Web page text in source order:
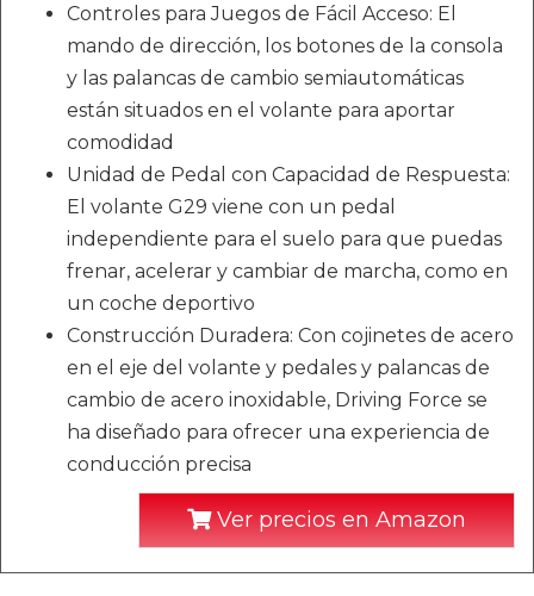
Controles para Juegos de Fácil Acceso: El
mando de dirección, los botones de la consola
y las palancas de cambio semiautomáticas
están situados en el volante para aportar
comodidad
Unidad de Pedal con Capacidad de Respuesta:
El volante G29 viene con un pedal
independiente para el suelo para que puedas
frenar, acelerar y cambiar de marcha, como en
un coche deportivo
Construcción Duradera: Con cojinetes de acero
en el eje del volante y pedales y palancas de
cambio de acero inoxidable, Driving Force se
ha diseñado para ofrecer una experiencia de
conducción precisa
Ver precios en Amazon